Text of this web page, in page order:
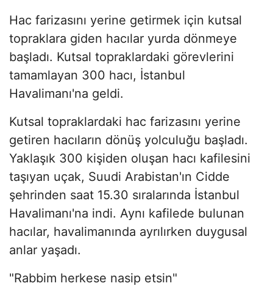
Hac farizasını yerine getirmek için kutsal
topraklara giden hacılar yurda dönmeye
başladı. Kutsal topraklardaki görevlerini
tamamlayan 300 hacı, İstanbul
Havalimanı'na geldi.
Kutsal topraklardaki hac farizasını yerine
getiren hacıların dönüş yolculuğu başladı.
Yaklaşık 300 kişiden oluşan hacı kafilesini
taşıyan uçak, Suudi Arabistan'ın Cidde
şehrinden saat 15.30 sıralarında İstanbul
Havalimanı'na indi. Aynı kafilede bulunan
hacılar, havalimanında ayrılırken duygusal
anlar yaşadı.
"Rabbim herkese nasip etsin"